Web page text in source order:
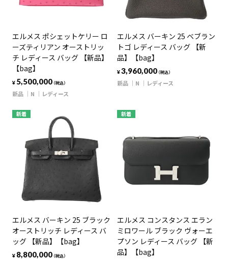
エルメス ポシェットケリー ロ
ーズティリアン オーストリッ
チ レディース バッグ 【新品】
【bag】
¥ 5,500,000（税込）
新品 N レディース
エルメス バーキン 25 ベブラン
トゴ レディース バッグ 【新
品】【bag】
¥3,960,000（税込）
新品 N レディース
新着
エルメス バーキン 25 ブラック
オーストリッチ レディース バ
ッグ 【新品】【bag】
¥ 8,800,000（税込）
新着
エルメス コンスタンス エラン
ミロワール ブラック ヴォーエ
プソン レディース バッグ 【新
品】【bag】